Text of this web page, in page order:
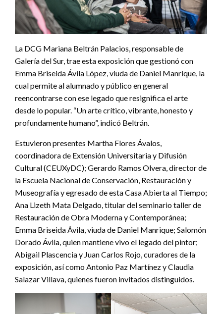
La DCG Mariana Beltrán Palacios, responsable de
Galería del Sur, trae esta exposición que gestionó con
Emma Briseida Ávila López, viuda de Daniel Manrique, la
cual permite al alumnado y público en general
reencontrarse con ese legado que resignifica el arte
desde lo popular. “Un arte crítico, vibrante, honesto y
profundamente humano”, indicó Beltrán.
Estuvieron presentes Martha Flores Ávalos,
coordinadora de Extensión Universitaria y Difusión
Cultural (CEUXyDC); Gerardo Ramos Olvera, director de
la Escuela Nacional de Conservación, Restauración y
Museografía y egresado de esta Casa Abierta al Tiempo;
Ana Lizeth Mata Delgado, titular del seminario taller de
Restauración de Obra Moderna y Contemporánea;
Emma Briseida Ávila, viuda de Daniel Manrique; Salomón
Dorado Ávila, quien mantiene vivo el legado del pintor;
Abigail Plascencia y Juan Carlos Rojo, curadores de la
exposición, así como Antonio Paz Martínez y Claudia
Salazar Villava, quienes fueron invitados distinguidos.